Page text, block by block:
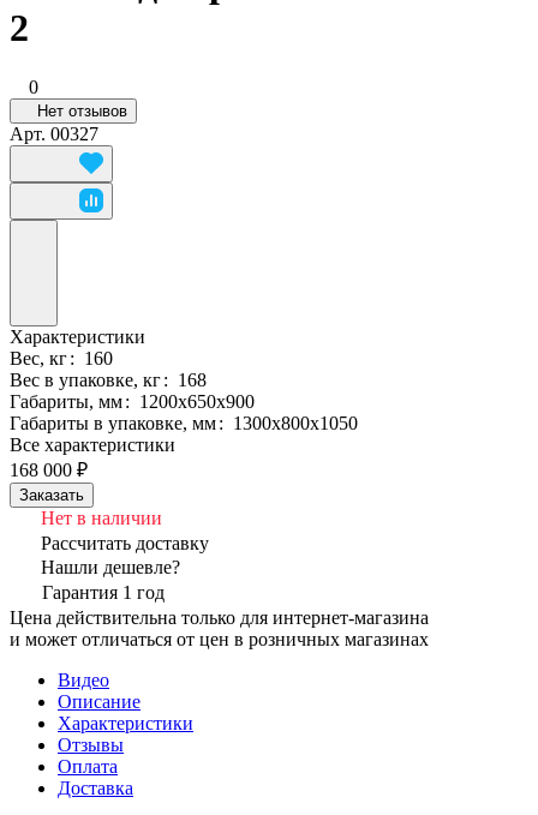
2
0
Нет отзывов
Арт. 00327
Характеристики
Вес, кг: 160
Вес в упаковке, кг: 168
Габариты, мм: 1200х650х900
Габариты в упаковке, мм: 1300х800х1050
Все характеристики
168 000 ₽
Заказать
Нет в наличии
Рассчитать доставку
Нашли дешевле?
Гарантия 1 год
Цена действительна только для интернет-магазина
и может отличаться от цен в розничных магазинах
Видео
Описание
Характеристики
Отзывы
Оплата
Доставка